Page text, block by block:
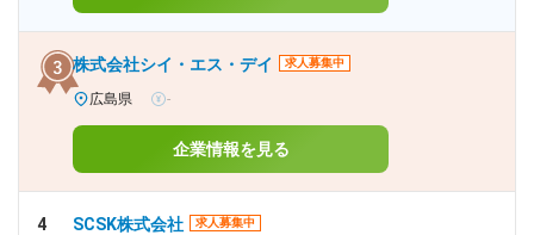
株式会社シイ・エス・デイ 求人募集中
広島県 -
企業情報を見る
4 SCSK株式会社 求人募集中